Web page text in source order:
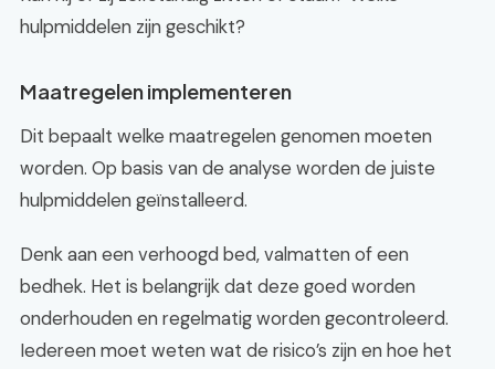
hulpmiddelen zijn geschikt?
Maatregelen implementeren
Dit bepaalt welke maatregelen genomen moeten
worden. Op basis van de analyse worden de juiste
hulpmiddelen geïnstalleerd.
Denk aan een verhoogd bed, valmatten of een
bedhek. Het is belangrijk dat deze goed worden
onderhouden en regelmatig worden gecontroleerd.
Iedereen moet weten wat de risico’s zijn en hoe het